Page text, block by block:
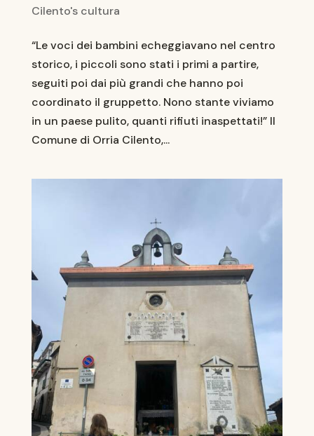
Cilento's cultura
“Le voci dei bambini echeggiavano nel centro
storico, i piccoli sono stati i primi a partire,
seguiti poi dai più grandi che hanno poi
coordinato il gruppetto. Nono stante viviamo
in un paese pulito, quanti rifiuti inaspettati!” Il
Comune di Orria Cilento,...